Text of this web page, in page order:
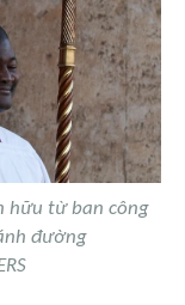
hữu từ ban công
đường